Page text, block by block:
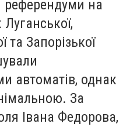
референдуми на
та Запорізької
автоматів, однак
За
Івана Федорова,